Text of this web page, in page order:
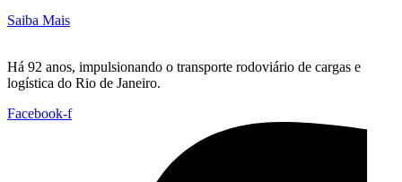
Saiba Mais
Há 92 anos, impulsionando o transporte rodoviário de cargas e
logística do Rio de Janeiro.
Facebook-f